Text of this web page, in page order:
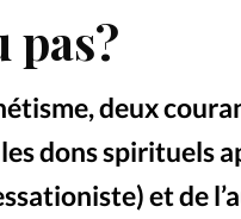
pas?
deux
dons spirituels
et de